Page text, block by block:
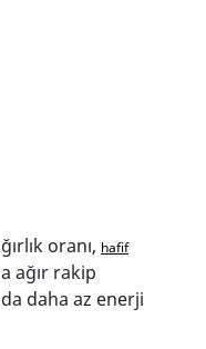
oranı, hafif
ağır rakip
daha az enerji